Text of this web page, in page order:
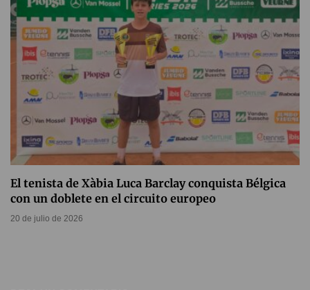
El tenista de Xàbia Luca Barclay conquista Bélgica
con un doblete en el circuito europeo
20 de julio de 2026